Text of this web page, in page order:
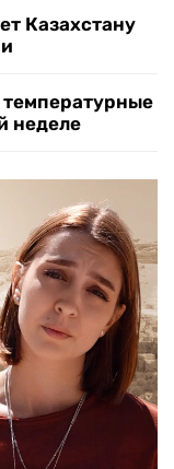
Казахстану
неделе